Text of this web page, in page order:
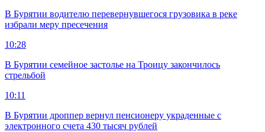
В Бурятии водителю перевернувшегося грузовика в реке
избрали меру пресечения
10:28
В Бурятии семейное застолье на Троицу закончилось
стрельбой
10:11
В Бурятии дроппер вернул пенсионеру украденные с
электронного счета 430 тысяч рублей